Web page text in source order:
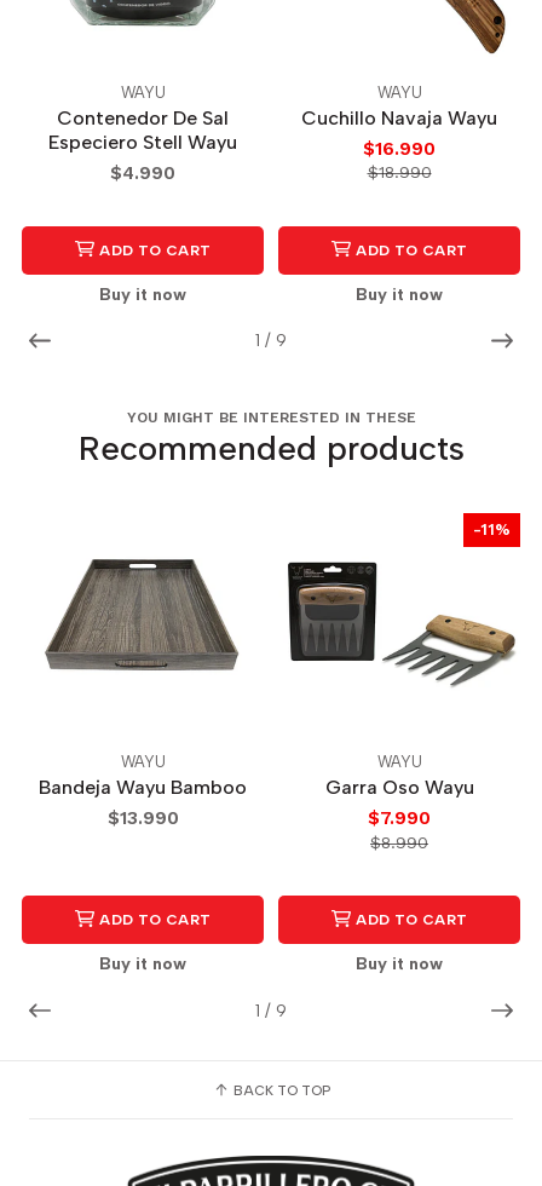
1 / 9
WAYU
Contenedor De Sal
Especiero Stell Wayu
$4.990
ADD TO CART
Buy it now
WAYU
Cuchillo Navaja Wayu
$16.990
$18.990
ADD TO CART
Buy it now
YOU MIGHT BE INTERESTED IN THESE
Recommended products
1 / 9
WAYU
Bandeja Wayu Bamboo
$13.990
ADD TO CART
Buy it now
-11%
WAYU
Garra Oso Wayu
$7.990
$8.990
ADD TO CART
Buy it now
BACK TO TOP